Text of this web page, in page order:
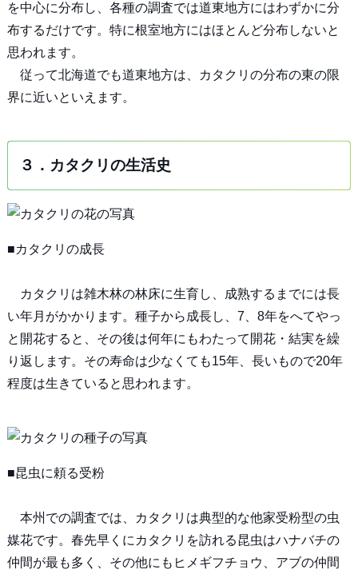
を中心に分布し、各種の調査では道東地方にはわずかに分
布するだけです。特に根室地方にはほとんど分布しないと
思われます。
従って北海道でも道東地方は、カタクリの分布の東の限
界に近いといえます。
３．カタクリの生活史
■カタクリの成長
カタクリは雑木林の林床に生育し、成熟するまでには長
い年月がかかります。種子から成長し、7、8年をへてやっ
と開花すると、その後は何年にもわたって開花・結実を繰
り返します。その寿命は少なくても15年、長いもので20年
程度は生きていると思われます。
■昆虫に頼る受粉
本州での調査では、カタクリは典型的な他家受粉型の虫
媒花です。春先早くにカタクリを訪れる昆虫はハナバチの
仲間が最も多く、その他にもヒメギフチョウ、アブの仲間